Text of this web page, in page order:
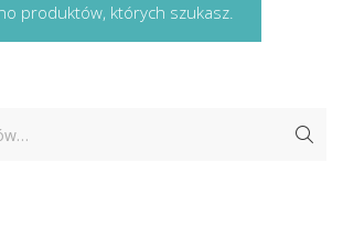
produktów, których szukasz.